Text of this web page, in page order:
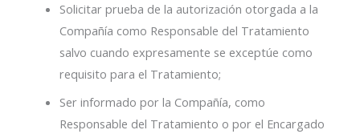
Solicitar prueba de la autorización otorgada a la
Compañía como Responsable del Tratamiento
salvo cuando expresamente se exceptúe como
requisito para el Tratamiento;
Ser informado por la Compañía, como
Responsable del Tratamiento o por el Encargado